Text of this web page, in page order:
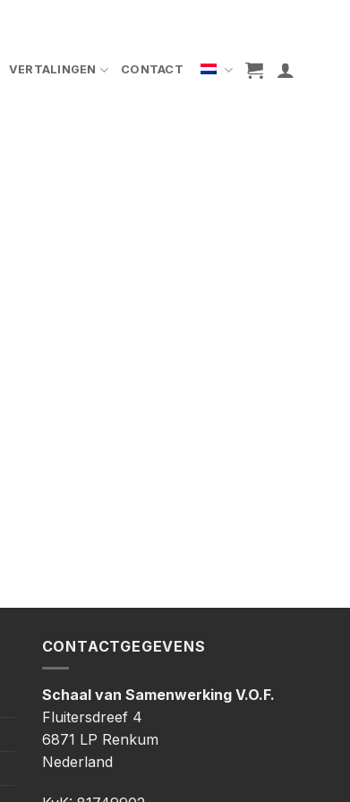
VERTALINGEN CONTACT
CONTACTGEGEVENS
Schaal van Samenwerking V.O.F.
Fluitersdreef 4
6871 LP Renkum
Nederland